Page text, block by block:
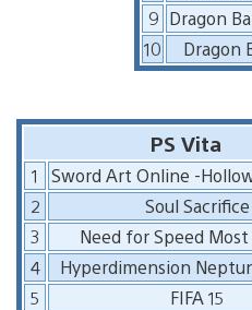
9 Dragon
10
Dragon
PS Vita
1
Sword Art Online -
2
Soul Sacrifice
3
Need for Speed
4
Hyperdimension
5
FIFA 15